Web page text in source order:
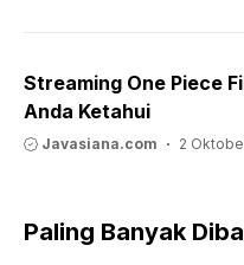
Streaming One Piece
Anda Ketahui
Javasiana.com 2
Paling Banyak